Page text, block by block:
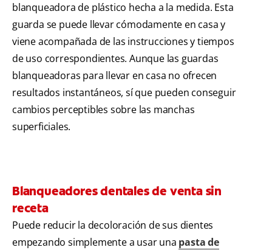
blanqueadora de plástico hecha a la medida. Esta
guarda se puede llevar cómodamente en casa y
viene acompañada de las instrucciones y tiempos
de uso correspondientes. Aunque las guardas
blanqueadoras para llevar en casa no ofrecen
resultados instantáneos, sí que pueden conseguir
cambios perceptibles sobre las manchas
superficiales.
Blanqueadores dentales de venta sin
receta
Puede reducir la decoloración de sus dientes
empezando simplemente a usar una pasta de